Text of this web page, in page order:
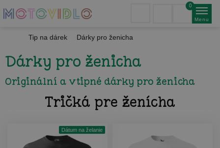
0
Menu
Tip na dárek Dárky pro ženicha
Dárky pro ženicha
Originální a vtipné dárky pro ženicha
Tričká pre ženícha
Dátum na želanie